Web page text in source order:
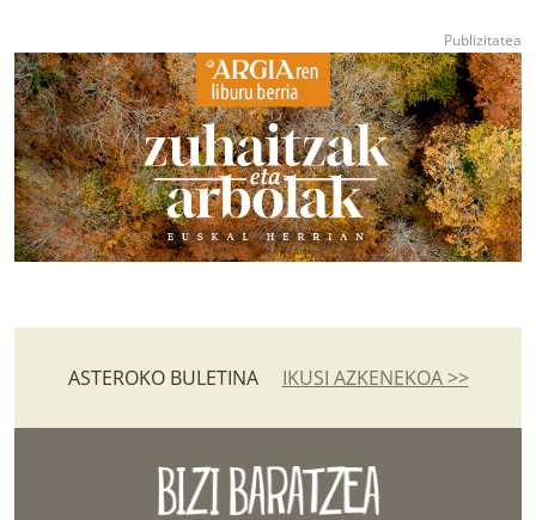
ASTEROKO BULETINA IKUSI AZKENEKOA >>